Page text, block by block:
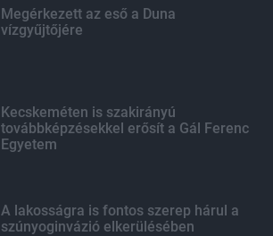
Megérkezett az eső a Duna
vízgyűjtőjére
Kecskeméten is szakirányú
továbbképzésekkel erősít a Gál Ferenc
Egyetem
A lakosságra is fontos szerep hárul a
szúnyoginvázió elkerülésében